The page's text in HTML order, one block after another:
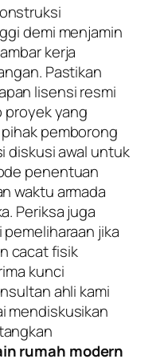
demi menjamin
kerja
Pastikan
lisensi resmi
proyek yang
pemborong
diskusi awal untuk
penentuan
waktu armada
Periksa juga
jika
cacat fisik
kunci
ahli kami
mendiskusikan
rumah modern